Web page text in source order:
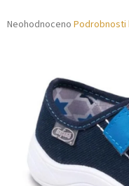
Průměrné
hvězdiček.
Neohodnoceno Podrobnosti